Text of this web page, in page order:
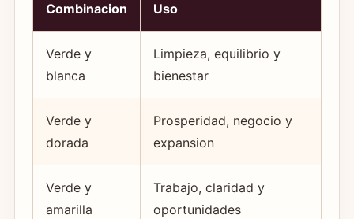
Combinacion Uso
Verde y
blanca
Limpieza, equilibrio y
bienestar
Verde y
dorada
Prosperidad, negocio y
expansion
Verde y
amarilla
Trabajo, claridad y
oportunidades